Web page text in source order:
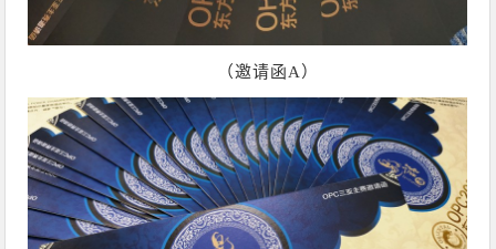
（邀请函A）